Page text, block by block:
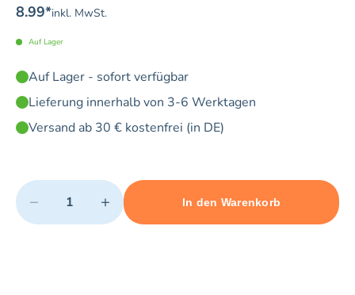
8.99*inkl. MwSt.
Auf Lager
Auf Lager - sofort verfügbar
Lieferung innerhalb von 3-6 Werktagen
Versand ab 30 € kostenfrei (in DE)
Quantity
− +
Minimum quantity: 1 Maximum quantity: 3
In den Warenkorb
Add 1 item to cart